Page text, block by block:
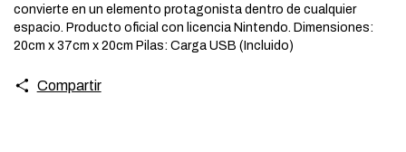
convierte en un elemento protagonista dentro de cualquier
espacio. Producto oficial con licencia Nintendo. Dimensiones:
20cm x 37cm x 20cm Pilas: Carga USB (Incluido)
Compartir